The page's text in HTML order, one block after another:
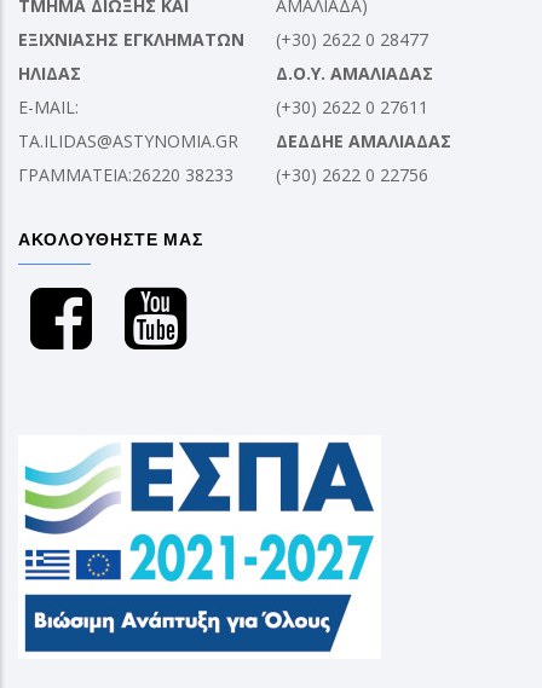
ΤΜΗΜΑ ΔΙΩΞΗΣ ΚΑΙ
ΕΞΙΧΝΙΑΣΗΣ ΕΓΚΛΗΜΑΤΩΝ
ΗΛΙΔΑΣ
E-MAIL:
TA.ILIDAS@ASTYNOMIA.GR
ΓΡΑΜΜΑΤΕΙΑ:26220 38233
ΑΜΑΛΙΑΔΑ)
(+30) 2622 0 28477
Δ.Ο.Υ. ΑΜΑΛΙΑΔΑΣ
(+30) 2622 0 27611
ΔΕΔΔΗΕ ΑΜΑΛΙΑΔΑΣ
(+30) 2622 0 22756
ΑΚΟΛΟΥΘΗΣΤΕ ΜΑΣ